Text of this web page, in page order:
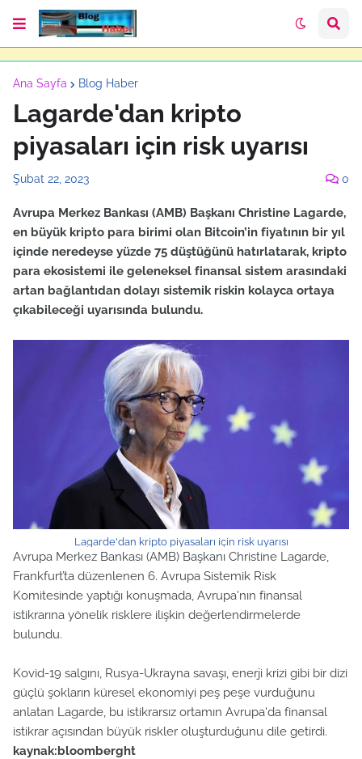
Ana Sayfa Blog Haber
Lagarde'dan kripto
piyasaları için risk uyarısı
Şubat 22, 2023 0
Avrupa Merkez Bankası (AMB) Başkanı Christine Lagarde,
en büyük kripto para birimi olan Bitcoin’in fiyatının bir yıl
içinde neredeyse yüzde 75 düştüğünü hatırlatarak, kripto
para ekosistemi ile geleneksel finansal sistem arasındaki
artan bağlantıdan dolayı sistemik riskin kolayca ortaya
çıkabileceği uyarısında bulundu.
Lagarde'dan kripto piyasaları için risk uyarısı
Avrupa Merkez Bankası (AMB) Başkanı Christine Lagarde,
Frankfurt’ta düzenlenen 6. Avrupa Sistemik Risk
Komitesinde yaptığı konuşmada, Avrupa'nın finansal
istikrarına yönelik risklere ilişkin değerlendirmelerde
bulundu.
Kovid-19 salgını, Rusya-Ukrayna savaşı, enerji krizi gibi bir dizi
güçlü şokların küresel ekonomiyi peş peşe vurduğunu
anlatan Lagarde, bu istikrarsız ortamın Avrupa'da finansal
istikrar açısından büyük riskler oluşturduğunu dile getirdi.
kaynak:bloomberght